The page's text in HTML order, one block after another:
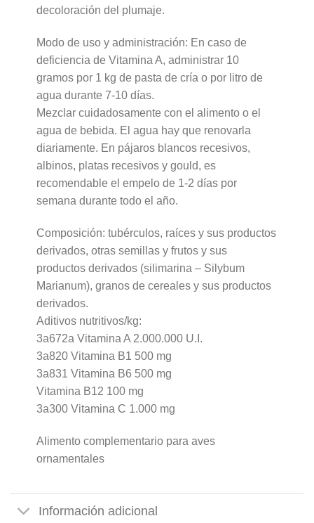
decoloración del plumaje.
Modo de uso y administración: En caso de
deficiencia de Vitamina A, administrar 10
gramos por 1 kg de pasta de cría o por litro de
agua durante 7-10 días.
Mezclar cuidadosamente con el alimento o el
agua de bebida. El agua hay que renovarla
diariamente. En pájaros blancos recesivos,
albinos, platas recesivos y gould, es
recomendable el empelo de 1-2 días por
semana durante todo el año.
Composición: tubérculos, raíces y sus productos
derivados, otras semillas y frutos y sus
productos derivados (silimarina – Silybum
Marianum), granos de cereales y sus productos
derivados.
Aditivos nutritivos/kg:
3a672a Vitamina A 2.000.000 U.I.
3a820 Vitamina B1 500 mg
3a831 Vitamina B6 500 mg
Vitamina B12 100 mg
3a300 Vitamina C 1.000 mg
Alimento complementario para aves
ornamentales
Información adicional